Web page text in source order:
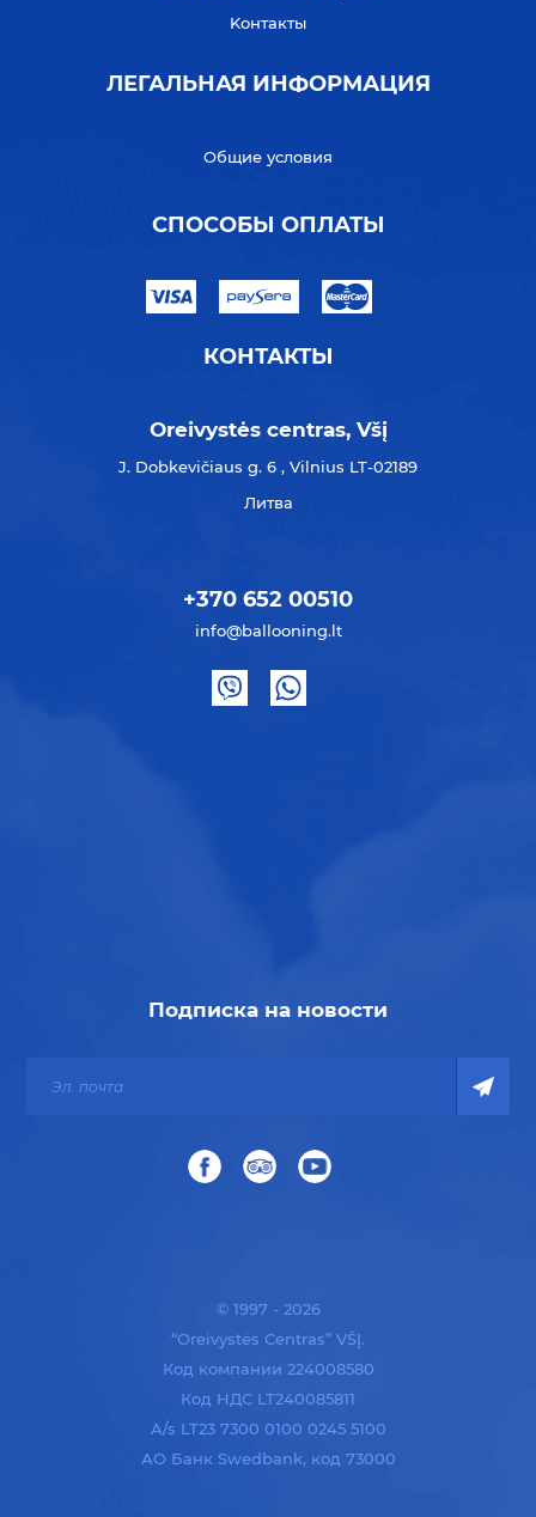
Kонтакты
ЛЕГАЛЬНАЯ ИНФОРМАЦИЯ
Общие условия
СПОСОБЫ ОПЛАТЫ
КОНТАКТЫ
Oreivystės centras, Všį
J. Dobkevičiaus g. 6 , Vilnius LT-02189
Литва
+370 652 00510
info@ballooning.lt
Подписка на новости
© 1997 - 2026
“Oreivystės Centras” VŠĮ.
Код компании 224008580
Код НДС LT240085811
A/s LT23 7300 0100 0245 5100
АО Банк Swedbank, код 73000